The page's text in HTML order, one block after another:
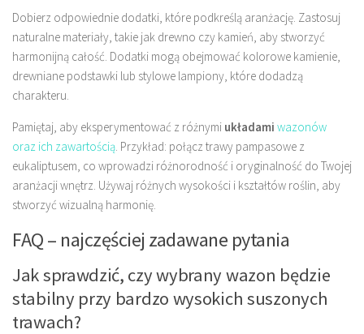
Dobierz odpowiednie dodatki, które podkreślą aranżację. Zastosuj
naturalne materiały, takie jak drewno czy kamień, aby stworzyć
harmonijną całość. Dodatki mogą obejmować kolorowe kamienie,
drewniane podstawki lub stylowe lampiony, które dodadzą
charakteru.
Pamiętaj, aby eksperymentować z różnymi układami wazonów
oraz ich zawartością . Przykład: połącz trawy pampasowe z
eukaliptusem, co wprowadzi różnorodność i oryginalność do Twojej
aranżacji wnętrz. Używaj różnych wysokości i kształtów roślin, aby
stworzyć wizualną harmonię.
FAQ – najczęściej zadawane pytania
Jak sprawdzić, czy wybrany wazon będzie
stabilny przy bardzo wysokich suszonych
trawach?